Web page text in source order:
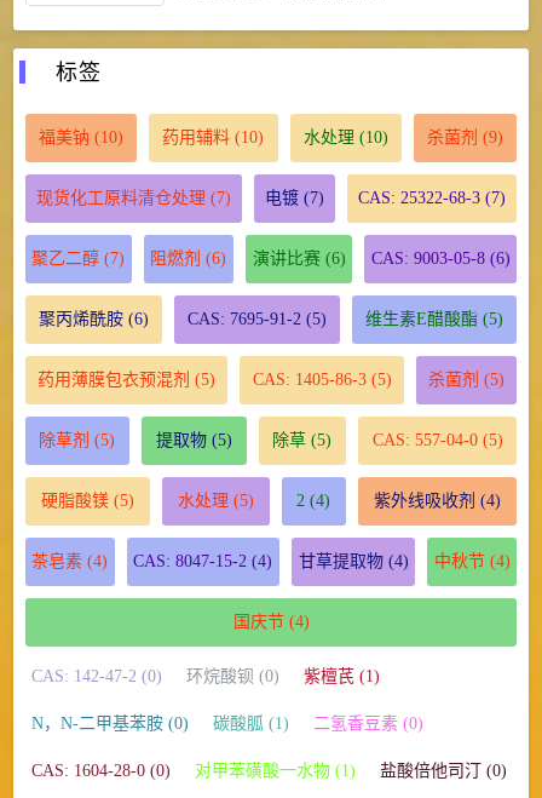
标签
福美钠 (10) 药用辅料 (10) 水处理 (10) 杀菌剂 (9)
现货化工原料清仓处理 (7) 电镀 (7) CAS: 25322-68-3 (7)
聚乙二醇 (7) 阻燃剂 (6) 演讲比赛(6) CAS: 9003-05-8(6)
聚丙烯酰胺(6) CAS: 7695-91-2 (5) 维生素E醋酸酯 (5)
药用薄膜包衣预混剂 (5) CAS: 1405-86-3(5) 杀菌剂 (5)
除草剂 (5) 提取物(5) 除草 (5) CAS: 557-04-0(5)
硬脂酸镁(5) 水处理 (5) 2 (4) 紫外线吸收剂 (4)
茶皂素 (4) CAS: 8047-15-2 (4) 甘草提取物(4) 中秋节(4)
国庆节(4)
CAS: 142-47-2 (0) 环烷酸钡 (0) 紫檀芪 (1)
N，N-二甲基苯胺 (0) 碳酸胍 (1) 二氢香豆素 (0)
CAS: 1604-28-0 (0) 对甲苯磺酸一水物 (1) 盐酸倍他司汀 (0)